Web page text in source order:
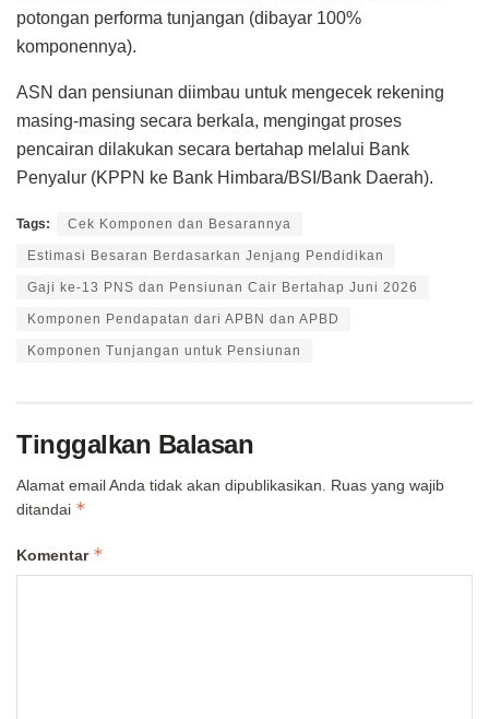
potongan performa tunjangan (dibayar 100%
komponennya).
ASN dan pensiunan diimbau untuk mengecek rekening
masing-masing secara berkala, mengingat proses
pencairan dilakukan secara bertahap melalui Bank
Penyalur (KPPN ke Bank Himbara/BSI/Bank Daerah).
Tags: Cek Komponen dan Besarannya
Estimasi Besaran Berdasarkan Jenjang Pendidikan
Gaji ke-13 PNS dan Pensiunan Cair Bertahap Juni 2026
Komponen Pendapatan dari APBN dan APBD
Komponen Tunjangan untuk Pensiunan
Tinggalkan Balasan
Alamat email Anda tidak akan dipublikasikan.
Ruas yang wajib
ditandai *
Komentar *